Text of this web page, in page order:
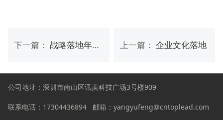
上一篇： 企业文化落地
下一篇：战略落地年度陪跑
公司地址：深圳市南山区讯美科技广场3号楼909
联系电话： 17304436894 邮箱：yangyufeng@cntoplead.com